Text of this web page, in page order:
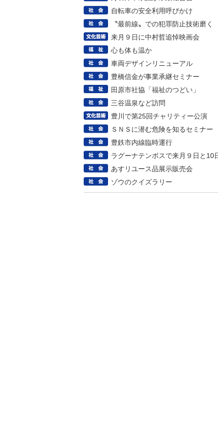
自転車の安全利用呼びかけ
〝最前線〟での犯罪防止技術磨く
来月９日に中村哲追悼映画会
心も体も温か
車両デザインリニューアル
豊橋信金が事業承継セミナー
田原市社協「福祉のつどい」
三谷温泉など訪問
豊川で第25回チャリティー公演
ＳＮＳに潜む危険を知るセミナー
豊鉄市内線臨時運行
ラグーナテンボスで来月９日と10
あすリユース品展示販売会
ゾウのクイズラリー